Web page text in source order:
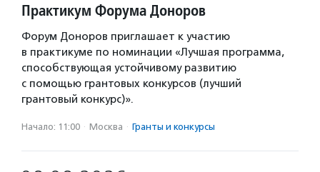
Практикум Форума Доноров
Форум Доноров приглашает к участию
в практикуме по номинации «Лучшая программа,
способствующая устойчивому развитию
с помощью грантовых конкурсов (лучший
грантовый конкурс)».
Начало: 11:00 · Москва · Гранты и конкурсы